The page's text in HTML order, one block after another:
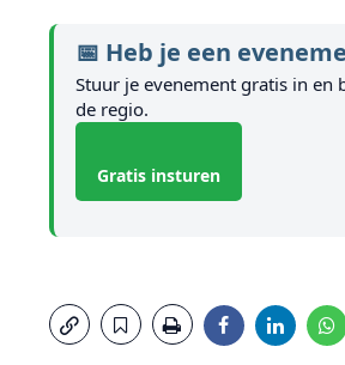
📅 Heb je een
Stuur je evenement gratis in en
de regio.
Gratis insturen